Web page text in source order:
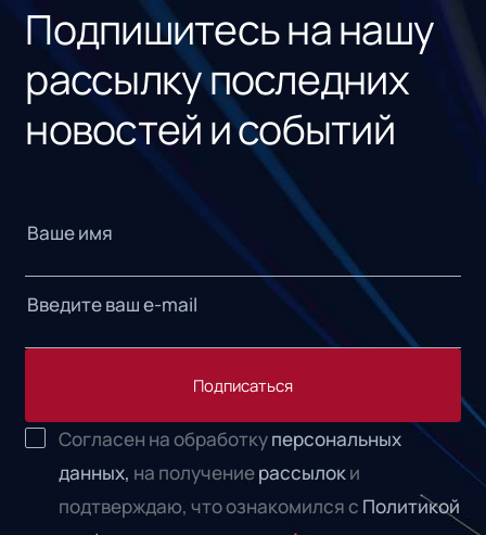
Подпишитесь на нашу
рассылку последних
новостей и событий
Подписаться
Согласен на обработкуперсональных
данных, на получениерассылоки
подтверждаю, что ознакомился с Политикой